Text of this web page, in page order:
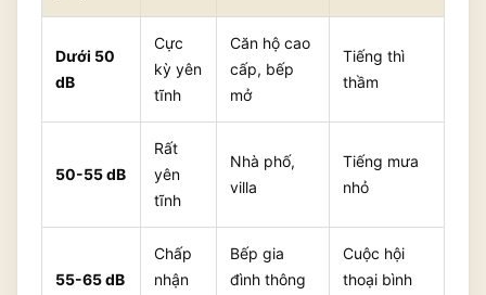
Dưới 50
dB
Cực
kỳ yên
tĩnh
Căn hộ cao
cấp, bếp
mở
Tiếng thì
thầm
50-55 dB
Rất
yên
tĩnh
Nhà phố,
villa
Tiếng mưa
nhỏ
55-65 dB
Chấp
nhận
Bếp gia
đình thông
Cuộc hội
thoại bình